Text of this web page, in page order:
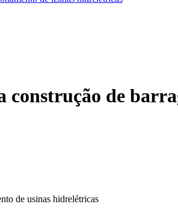
de
de usinas hidrelétricas